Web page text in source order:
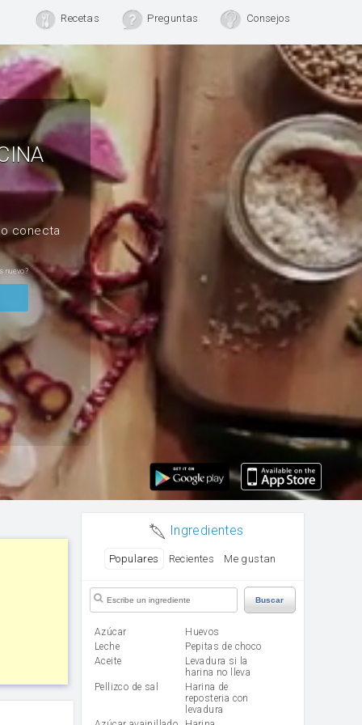
Recetas Preguntas Consejos
conecta
nuevo?
Ingredientes
Populares Recientes Me gustan
Buscar
Azúcar
huevos
leche
Pepitas de choco
aceite
Levadura si la
harina no lleva
Pellizco de sal
Harina de
reposteria con
levadura